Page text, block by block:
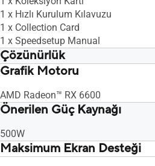
1 x Hızlı Kurulum Kılavuzu
1 x Collection Card
1 x Speedsetup Manual
Çözünürlük
Dijital Maksimum Çözünürlük: 7680 x
Grafik Motoru
AMD Radeon™ RX 6600
Önerilen Güç Kaynağı
500W
Maksimum Ekran Desteği